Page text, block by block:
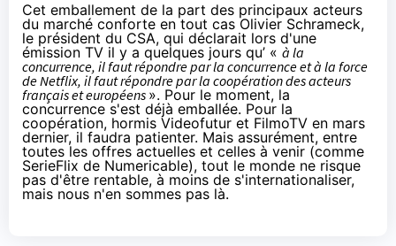
Cet emballement de la part des principaux acteurs
du marché conforte en tout cas Olivier Schrameck,
le président du CSA, qui déclarait lors d'une
émission TV il y a quelques jours qu’ « à la
concurrence, il faut répondre par la concurrence et à la force
deNetflix, il faut répondre par la coopération des acteurs
français et européens ». Pour le moment, la
concurrence s'est déjà emballée. Pour la
coopération, hormis Videofutur et FilmoTV en mars
dernier, il faudra patienter. Mais assurément, entre
toutes les offres actuelles et celles à venir (comme
SerieFlix de Numericable), tout le monde ne risque
pas d'être rentable, à moins de s'internationaliser,
mais nous n'en sommes pas là.